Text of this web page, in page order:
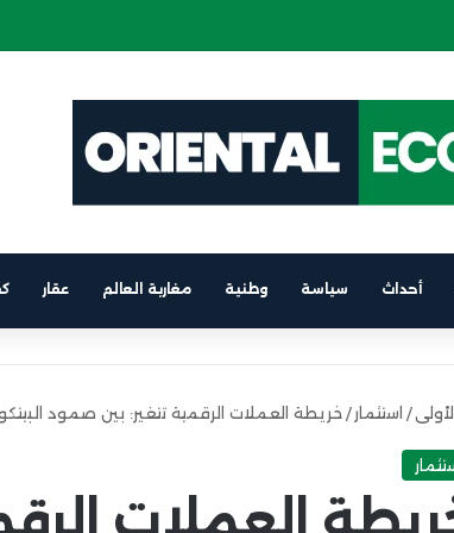
متن باخرة الرابط بين برشلونة والناظور
أحداث سياسة وطنية مغاربة العالم عقار
الأولى / استثمار / خريطة العملات الرقمية تتغير: بين صمود
العملات